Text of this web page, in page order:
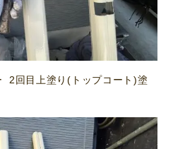
2回目上塗り(トップコート)塗